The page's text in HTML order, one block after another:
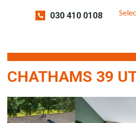
030 410 0108
CHATHAMS 39